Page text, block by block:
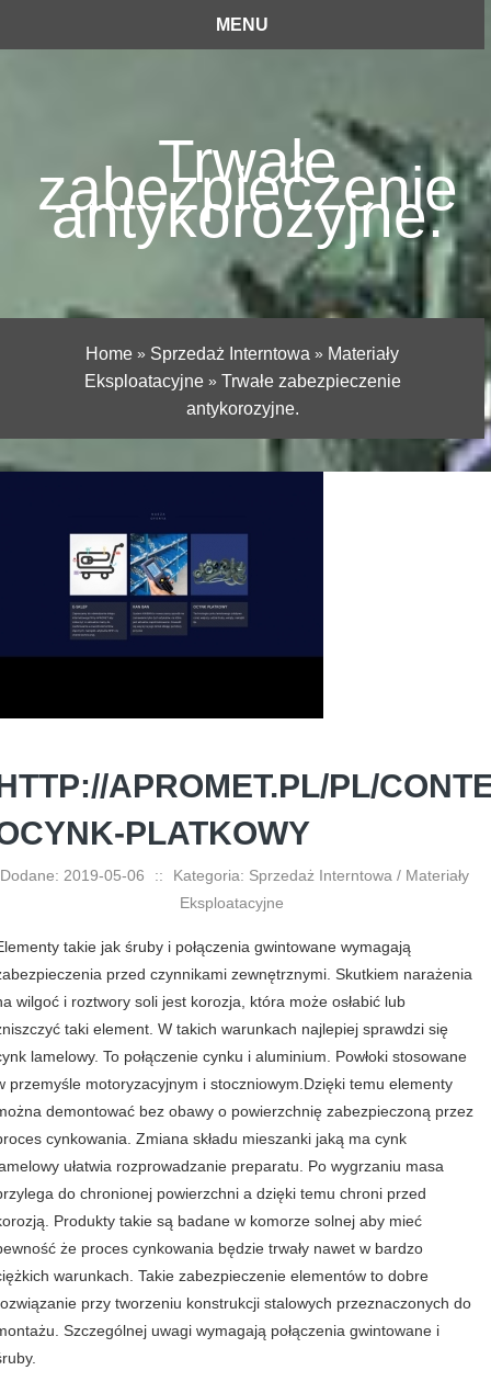
MENU
Trwałe
zabezpieczenie
antykorozyjne.
Home » Sprzedaż Interntowa » Materiały
Eksploatacyjne» Trwałe zabezpieczenie
antykorozyjne.
APROMET.PL/PL/
PLATKOWY
Dodane: 2019-05-06 ::
Kategoria: Sprzedaż Interntowa / Materiały
Eksploatacyjne
takie jak śruby i połączenia gwintowane wymagają
przed czynnikami zewnętrznymi. Skutkiem narażenia
wilgoć i roztwory soli jest korozja, która może osłabić lub
taki element. W takich warunkach najlepiej sprawdzi się
lamelowy. To połączenie cynku i aluminium. Powłoki stosowane
przemyśle motoryzacyjnym i stoczniowym.Dzięki temu elementy
demontować bez obawy o powierzchnię zabezpieczoną przez
cynkowania. Zmiana składu mieszanki jaką ma cynk
ułatwia rozprowadzanie preparatu. Po wygrzaniu masa
do chronionej powierzchni a dzięki temu chroni przed
Produkty takie są badane w komorze solnej aby mieć
że proces cynkowania będzie trwały nawet w bardzo
warunkach. Takie zabezpieczenie elementów to dobre
przy tworzeniu konstrukcji stalowych przeznaczonych do
Szczególnej uwagi wymagają połączenia gwintowane i